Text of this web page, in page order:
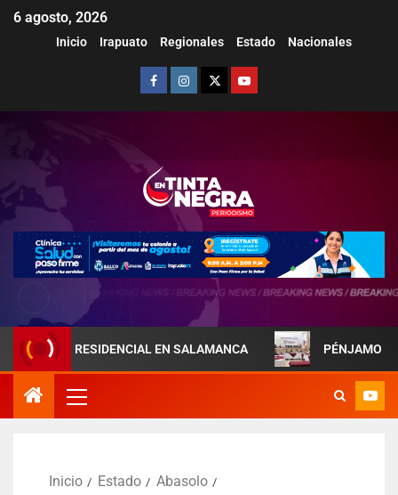
6 agosto, 2026
Inicio Irapuato Regionales Estado Nacionales
PRESIDENCIAL EN SALAMANCA PÉNJAMO
Inicio Estado
Abasolo